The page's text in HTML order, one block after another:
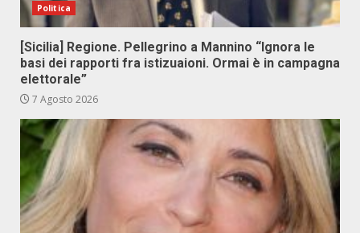
Politica
[Sicilia] Regione. Pellegrino a Mannino “Ignora le
basi dei rapporti fra istizuaioni. Ormai è in campagna
elettorale”
7 Agosto 2026